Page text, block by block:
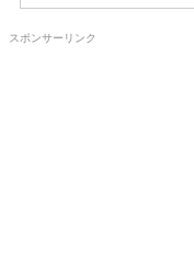
スポンサーリンク